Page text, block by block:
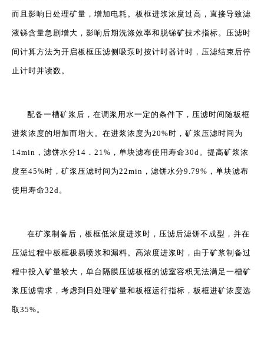
而且影响日处理矿量，增加电耗。板框进浆浓度过高，直接导致滤
液锑含量急剧增大，影响后期洗涤效率和脱锑矿技术指标。压滤时
间计算方法为开启板框压滤侧吸泵时按计时器计时，压滤结束后停
止计时并读数。
配备一槽矿浆后，在调浆用水一定的条件下，压滤时间随板框
进浆浓度的增加而增大。在进浆浓度为20%时，矿浆压滤时间为
14min，滤饼水分14．21%，单块滤布使用寿命30d。提高矿浆浓
度至45%时，矿浆压滤时间为22min，滤饼水分9.79%，单块滤布
使用寿命32d。
在矿浆制备后，板框低浓度进浆时，压滤后滤饼不成型，并在
压滤过程中板框极易喷浆和漏料。高浓度进浆时，由于矿浆制备过
程中投入矿量较大，单台隔膜压滤板框的滤室容积无法满足一槽矿
浆压滤需求，考虑到日处理矿量和板框运行指标，板框进矿浓度选
取35%。